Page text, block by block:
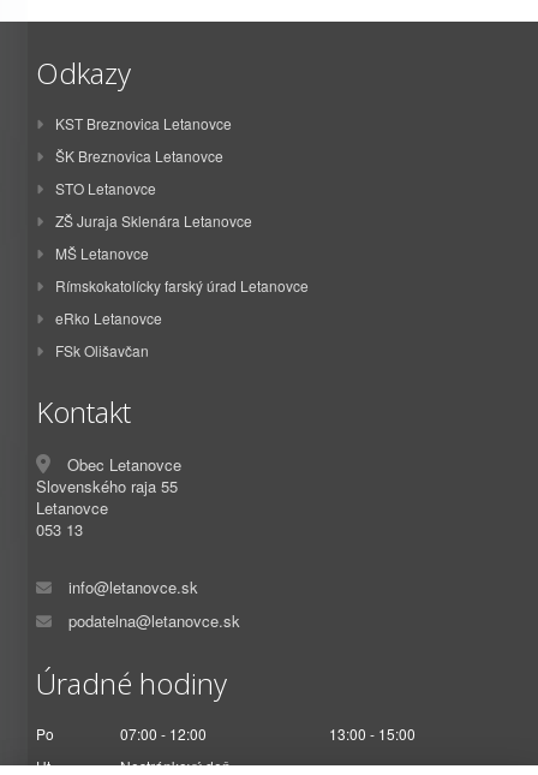
Odkazy
KST Breznovica Letanovce
ŠK Breznovica Letanovce
STO Letanovce
ZŠ Juraja Sklenára Letanovce
MŠ Letanovce
Rímskokatolícky farský úrad Letanovce
eRko Letanovce
FSk Olišavčan
Kontakt
Obec Letanovce
Slovenského raja 55
Letanovce
053 13
info@letanovce.sk
podatelna@letanovce.sk
Úradné hodiny
Po 07:00 - 12:00
13:00 - 15:00
Ut
Nestránkový deň